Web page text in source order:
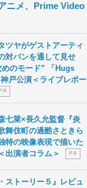
ニメ、Prime Video
ツヤがゲストアーティ
対バンを通して見せ
めのモード” 「Hugs
戸公演＜ライブレポー
P R
七菜×長久允監督『炎
伎町の過酷さときら
特の映像表現で描いた
出演者コラム＞
P R
ストーリー５』レビュ